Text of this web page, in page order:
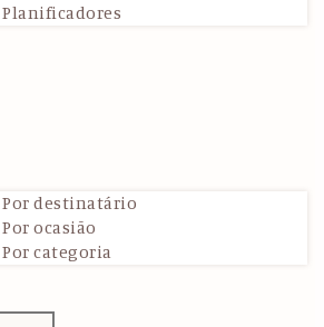
Planificadores
Por destinatário
Por ocasião
Por categoria